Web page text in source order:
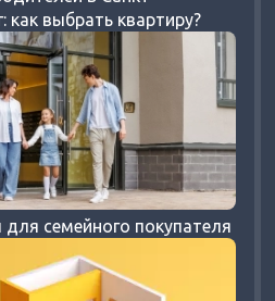
как выбрать квартиру?
семейного покупателя